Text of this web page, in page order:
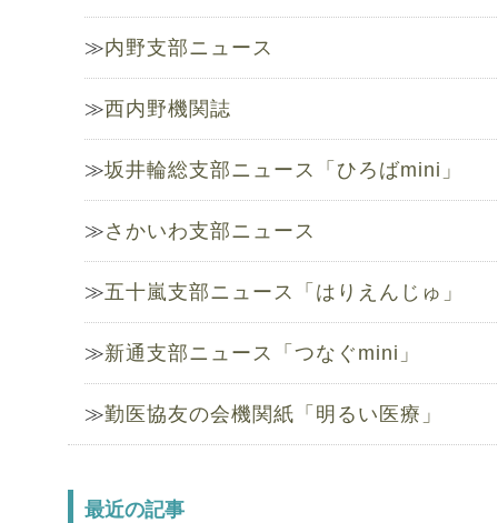
内野支部ニュース
西内野機関誌
坂井輪総支部ニュース「ひろばmini」
さかいわ支部ニュース
五十嵐支部ニュース「はりえんじゅ」
新通支部ニュース「つなぐmini」
勤医協友の会機関紙「明るい医療」
最近の記事